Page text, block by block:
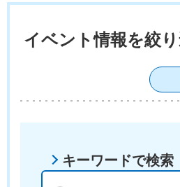
イベント情報を絞
キーワードで検索